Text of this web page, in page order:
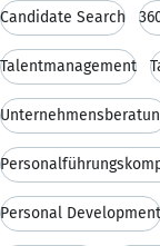
Candidate Search
Talentmanagement
Personal Development